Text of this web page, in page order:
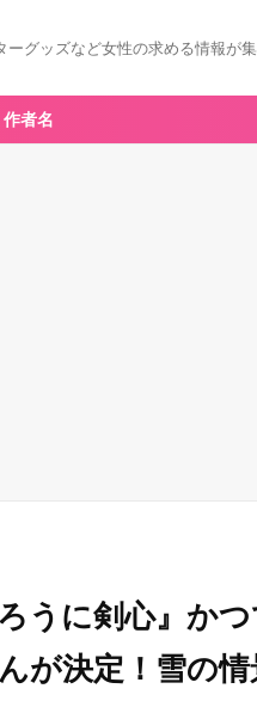
ーグッズなど女性の求める情報が
作者名
うに剣心』か
が決定！雪の